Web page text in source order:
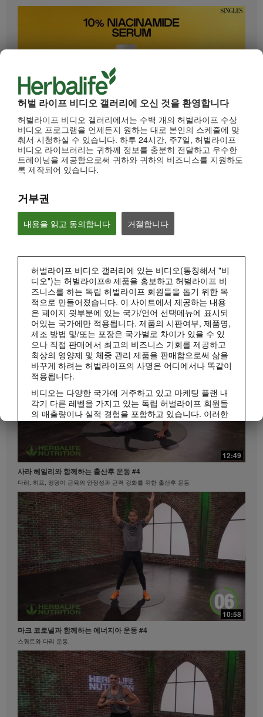
허벌 라이프 비디오 갤러리에 오신 것을 환영합니다
허벌라이프 비디오 갤러리에서는 수백 개의 허벌라이프 수상
비디오 프로그램을 언제든지 원하는 대로 본인의 스케줄에 맞
춰서 시청하실 수 있습니다. 하루 24시간, 주7일, 허벌라이프
비디오 라이브러리는 귀하께 정보를 충분히 전달하고 우수한
트레이닝을 제공함으로써 귀하와 귀하의 비즈니스를 지원하도
록 제작되어 있습니다.
거부권
내용을 읽고 동의합니다 거절합니다
허벌라이프 비디오 갤러리에 있는 비디오(통칭해서 "비
디오")는 허벌라이프® 제품을 홍보하고 허벌라이프 비
즈니스를 하는 독립 허벌라이프 회원들을 돕기 위한 목
적으로 만들어졌습니다. 이 사이트에서 제공하는 내용
은 페이지 윗부분에 있는 국가/언어 선택메뉴에 표시되
어있는 국가에만 적용됩니다. 제품의 시판여부, 제품명,
제조 방법 및/또는 포장은 국가별로 차이가 있을 수 있
으나 직접 판매에서 최고의 비즈니스 기회를 제공하고
최상의 영양제 및 체중 관리 제품을 판매함으로써 삶을
바꾸게 하려는 허벌라이프의 사명은 어디에서나 똑같이
적용됩니다.
비디오는 다양한 국가에 거주하고 있고 마케팅 플랜 내
각기 다른 레벨을 가지고 있는 독립 허벌라이프 회원들
의 매출량이나 실적 경험을 포함하고 있습니다. 이러한
수입은 사례로 제시된 개인들에게 적용되는 수치이지
평균치는 아닙니다. 또한 이 수치가 귀하의 예상 수입을
보장하지 않습니다. 귀하께서 비즈니스를 진행하시는
지역에 적용되는 가장 최근의 수입 실적 데이터를 참조
하시려면Herbalife.co.kr 또는 MyHerbalife.co.kr을 방문
하십시오.
이와 마찬가지로, 상당한 체중감량이나 급격한 체중감
량의 체험담이 모든 사람들의 체중 감량 속도나 정도를
대변하지 않습니다. 개인의 체중감량 정도는 본인의 신
진대사, 식사 습관, 초기 체중, 그리고 적당한 운동의 빈
도에 따라 달라집니다. 비즈니스를 하시는 지역 내에서
체중 감량 클레임과 관련된 정보를 원하시면
MyHerbalife.co.kr이나 허벌라이프 고객서비스팀
(1588-7577)으로 문의하십시오.
모든 사람은 어떠한 체중 감량 프로그램을 시작하기 앞
서 주치의와 상의하셔야 합니다. 허벌라이프® 제품은
오직 통제된 식사의 일부로써 체중 감량과 체중 조절을
지원할 수 있습니다. 비록 특정 허벌라이프® 제품은 일
부 일상적인 식사를 대체하기에 적합할 수 있으나, 개인
의 모든 식사를 대체해서는 안되며, 매일 최소한 한 번
의 적절한 식사가 보충되어야 합니다.
비디오는 Herbalife International of America, Inc.에서
소유하고 운영하고 있는 허벌라이프 비디오 갤러리를
통해서만 이용 가능합니다. 귀하께서는 비디오를 시청
하실 수 있으며, 비디오가 다운로드 가능한 경우에는 허
벌라이프 비즈니스 또는 허벌라이프® 제품을 홍보할 목
0:33
HL/Skin 10% 나이아신아마이드 세럼 (롱폼)
"피부톤만 균일하게 정돈해도 피부가 몇 배는 예뻐보인다는 사실 알고 계시나요?"
1:15
매일 조금씩 젊어지는 시니어 저속노화 건강 루틴
저속노화 루틴 | 시니어 편
20대부터 시작하는 저속노화 라이프스타일
저속노화 루틴 | MZ세대 편
21:35
탁월함의 중심
탁월함의 중심 #허벌라이프 #제품력
허벌라이프 피트니스 모두 보기
12:49
사라 헤일리와 함께하는 출산후 운동 #4
다리, 히프, 엉덩이 근육의 안정성과 근력 강화를 위한 출산후 운동
10:58
마크 코로넬과 함께하는 에너지아 운동 #4
스쿼트와 다리 운동.